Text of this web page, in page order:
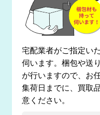
宅配業者がご指定い
伺います。梱包や送
が行いますので、お
集荷日までに、買取
意ください。